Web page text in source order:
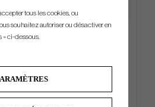
Bag
TaylorMade Tour Preferred
€22
Info Acheter
tous les cookies, ou
souhaitez autoriser ou désactiver en
» ci-dessous.